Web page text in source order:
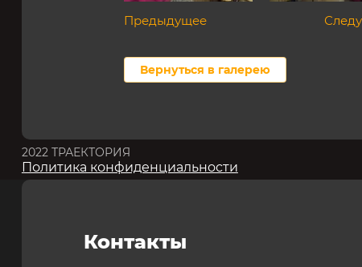
Предыдущее
Вернуться в галерею
2022 ТРАЕКТОРИЯ
Политика конфиденциальности
Контакты